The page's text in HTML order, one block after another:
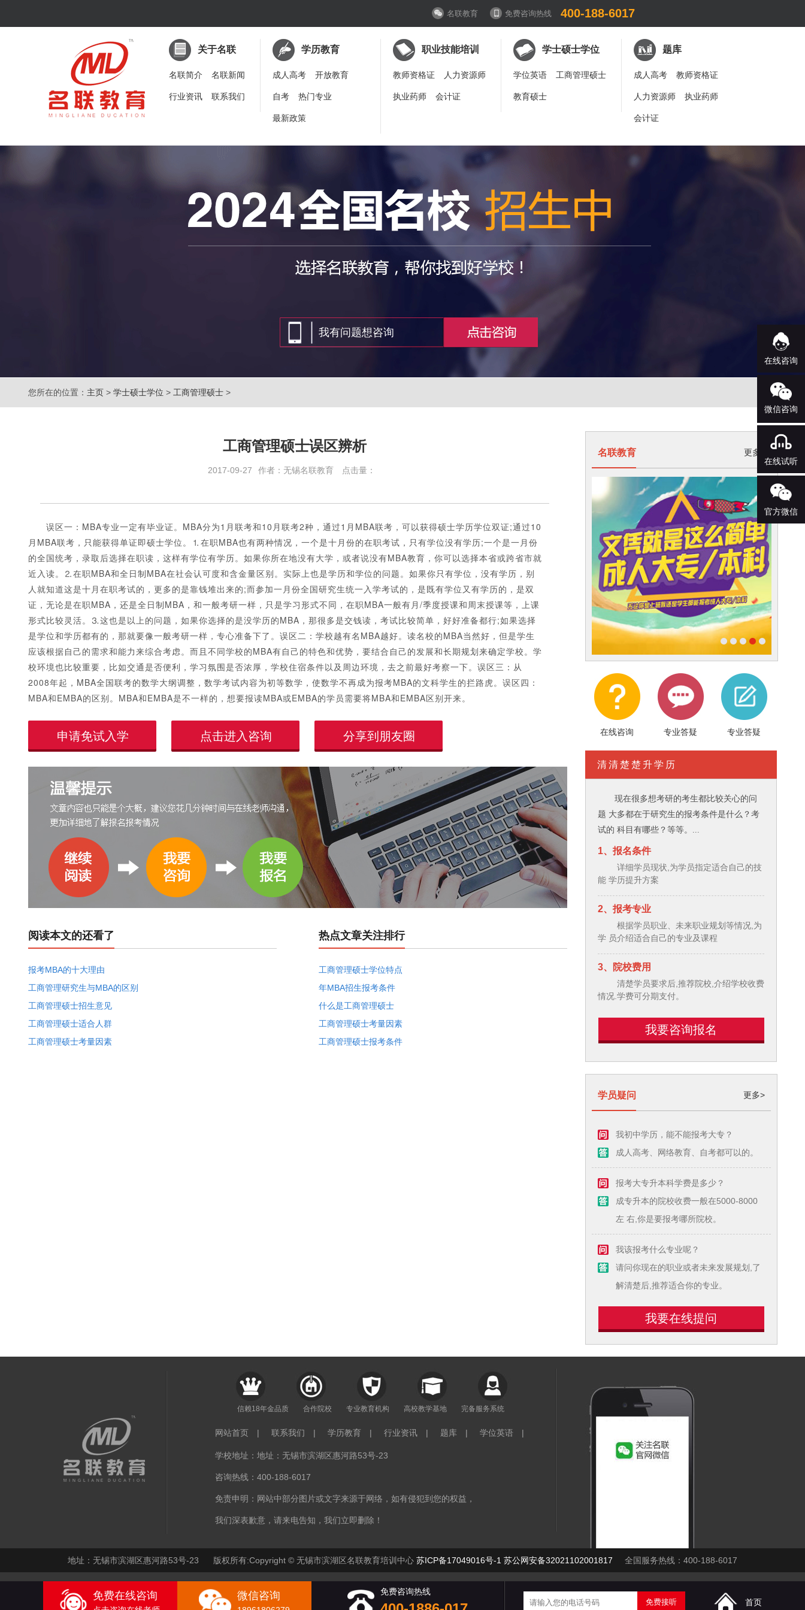
名联教育 免费咨询热线 400-188-6017
关于名联
名联简介 名联新闻
行业资讯 联系我们
学历教育
成人高考 开放教育
自考 热门专业
最新政策
职业技能培训
教师资格证 人力资源师
执业药师 会计证
学士硕士学位
学位英语 工商管理硕士
教育硕士
题库
成人高考 教师资格证
人力资源师 执业药师
会计证
您所在的位置： 主页 > 学士硕士学位 > 工商管理硕士 >
工商管理硕士误区辨析
2017-09-27 作者：无锡名联教育 点击量：
误区一：MBA专业一定有毕业证。MBA分为1月联考和10月联考2种，通过1月MBA联考，可以获得硕士学历学位双证;通过10
月MBA联考，只能获得单证即硕士学位。⒈在职MBA也有两种情况，一个是十月份的在职考试，只有学位没有学历;一个是一月份
的全国统考，录取后选择在职读，这样有学位有学历。如果你所在地没有大学，或者说没有MBA教育，你可以选择本省或跨省市就
近入读。⒉在职MBA和全日制MBA在社会认可度和含金量区别。实际上也是学历和学位的问题。如果你只有学位，没有学历，别
人就知道这是十月在职考试的，更多的是靠钱堆出来的;而参加一月份全国研究生统一入学考试的，是既有学位又有学历的，是双
证，无论是在职MBA，还是全日制MBA，和一般考研一样，只是学习形式不同，在职MBA一般有月/季度授课和周末授课等，上课
形式比较灵活。⒊这也是以上的问题，如果你选择的是没学历的MBA，那很多是交钱读，考试比较简单，好好准备都行;如果选择
是学位和学历都有的，那就要像一般考研一样，专心准备下了。误区二：学校越有名MBA越好。读名校的MBA当然好，但是学生
应该根据自己的需求和能力来综合考虑。而且不同学校的MBA有自己的特色和优势，要结合自己的发展和长期规划来确定学校。学
校环境也比较重要，比如交通是否便利，学习氛围是否浓厚，学校住宿条件以及周边环境，去之前最好考察一下。误区三：从
2008年起，MBA全国联考的数学大纲调整，数学考试内容为初等数学，使数学不再成为报考MBA的文科学生的拦路虎。误区四：
MBA和EMBA的区别。MBA和EMBA是不一样的，想要报读MBA或EMBA的学员需要将MBA和EMBA区别开来。
申请免试入学 点击进入咨询 分享到朋友圈
阅读本文的还看了
报考MBA的十大理由
工商管理研究生与MBA的区别
工商管理硕士招生意见
工商管理硕士适合人群
工商管理硕士考量因素
热点文章关注排行
工商管理硕士学位特点
年MBA招生报考条件
什么是工商管理硕士
工商管理硕士考量因素
工商管理硕士报考条件
名联教育 更多>
在线咨询 专业答疑 专业答疑
清清楚楚升学历
现在很多想考研的考生都比较关心的问
题 大多都在于研究生的报考条件是什么？考
试的 科目有哪些？等等。...
1、报名条件
详细学员现状,为学员指定适合自己的技
能 学历提升方案
2、报考专业
根据学员职业、未来职业规划等情况,为
学 员介绍适合自己的专业及课程
3、院校费用
清楚学员要求后,推荐院校,介绍学校收费
情况.学费可分期支付。
我要咨询报名
学员疑问 更多>
我初中学历，能不能报考大专？
成人高考、网络教育、自考都可以的。
报考大专升本科学费是多少？
成专升本的院校收费一般在5000-8000
左 右,你是要报考哪所院校。
我该报考什么专业呢？
请问你现在的职业或者未来发展规划,了
解清楚后,推荐适合你的专业。
我要在线提问
信赖18年金品质 合作院校 专业教育机构 高校教学基地 完备服务系统
网站首页 | 联系我们 | 学历教育 | 行业资讯 | 题库 | 学位英语 |
学校地址：地址：无锡市滨湖区惠河路53号-23
咨询热线：400-188-6017
免责申明：网站中部分图片或文字来源于网络，如有侵犯到您的权益，
我们深表歉意，请来电告知，我们立即删除！
地址：无锡市滨湖区惠河路53号-23 版权所有:Copyright © 无锡市滨湖区名联教育培训中心 苏ICP备17049016号-1 苏公网安备32021102001817 全国服务热线：400-188-6017
免费在线咨询 微信咨询 免费咨询热线
首页
在线咨询
微信咨询
在线试听
官方微信